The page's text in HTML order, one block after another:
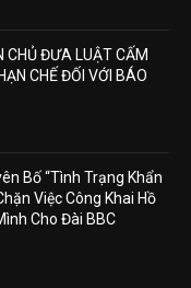
CHỦ ĐƯA LUẬT CẤM
CHẾ ĐỐI VỚI BÁO
Bố “Tình Trạng Khẩn
Việc Công Khai Hồ
Cho Đài BBC